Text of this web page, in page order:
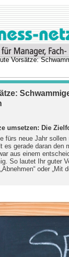
Vorsätze:
umsetzen: Die
fürs neue Jahr
es gerade daran den
aus einem
So lautet Ihr guter
oder „Mit